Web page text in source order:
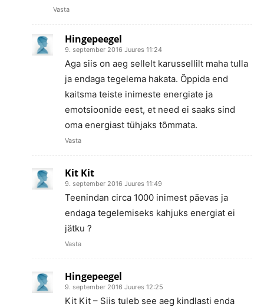
Vasta
Hingepeegel
9. september 2016 Juures 11:24
Aga siis on aeg sellelt karussellilt maha tulla
ja endaga tegelema hakata. Õppida end
kaitsma teiste inimeste energiate ja
emotsioonide eest, et need ei saaks sind
oma energiast tühjaks tõmmata.
Vasta
Kit Kit
9. september 2016 Juures 11:49
Teenindan circa 1000 inimest päevas ja
endaga tegelemiseks kahjuks energiat ei
jätku ?
Vasta
Hingepeegel
9. september 2016 Juures 12:25
Kit Kit – Siis tuleb see aeg kindlasti enda